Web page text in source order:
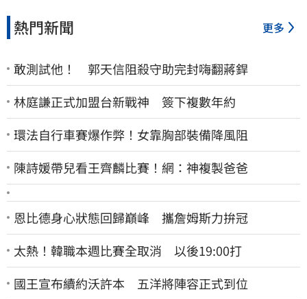
熱門新聞 更多
敢測試他！ 郭天信阻殺守助完封嗨翻蔣銲
林庭謙正式加盟台新戰神 簽下複數年約
環法自行車賽爆作弊！女靠胸部裝備降風阻
陳詩媛帶兒看王齊麟比賽！網：神複製爸爸
恩比德身心狀態回歸巔峰 攜詹姆斯力拚冠
太熱！韓職本週比賽全取消 以後19:00打
國王宣布續約沃許本 五洋將陣容正式到位